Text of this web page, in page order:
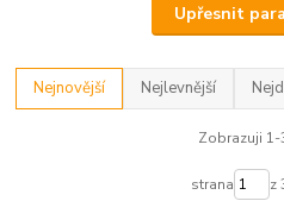
Upřesnit
Nejnovější Nejlevnější
Zobrazuji 1-
strana z